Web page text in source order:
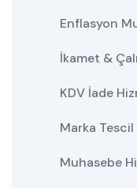
Enflasyon
İkamet &
KDV İade
Marka
Muhasebe